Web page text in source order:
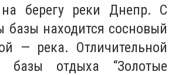
на берегу реки Днепр. С
базы находится сосновый
— река. Отличительной
базы отдыха “Золотые